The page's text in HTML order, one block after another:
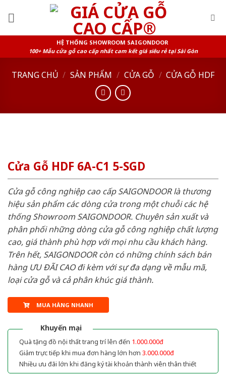
HỆ THỐNG SHOWROOM SAIGONDOOR
100+ Mẫu cửa gỗ cao cấp nhất cam kết giá siêu rẻ tại Sài Gòn
TRANG CHỦ / SẢN PHẨM / CỬA GỖ / CỬA GỖ HDF
Cửa Gỗ HDF 6A-C1 5-SGD
Cửa gỗ công nghiệp cao cấp SAIGONDOOR là thương
hiệu sản phẩm các dòng cửa trong một chuỗi các hệ
thống Showroom SAIGONDOOR. Chuyên sản xuất và
phân phối những dòng cửa gỗ công nghiệp chất lượng
cao, giá thành phù hợp với mọi nhu cầu khách hàng.
Trên hết, SAIGONDOOR còn có những chính sách bán
hàng ƯU ĐÃI CAO đi kèm với sự đa dạng về mẫu mã,
loại cửa gỗ và cả phân khúc giá thành.
MUA HÀNG NHANH
Khuyến mại
Quà tặng đồ nội thất trang trí lên đến 1.000.000đ
Giảm trực tiếp khi mua đơn hàng lớn hơn 3.000.000đ
Nhiều ưu đãi lớn khi đăng ký tài khoản thành viên thân thiết